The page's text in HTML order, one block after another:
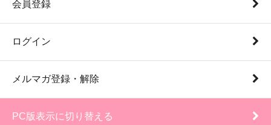
会員登録
ログイン
メルマガ登録・解除
PC版表示に切り替える